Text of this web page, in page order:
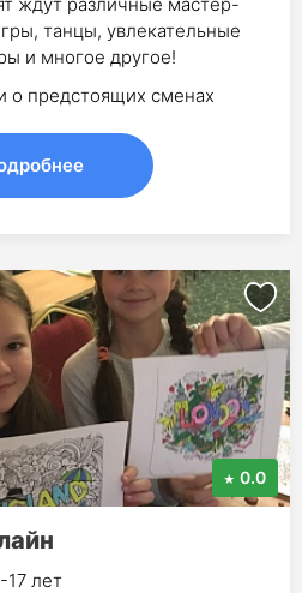
танцы, увлекательные
и многое другое!
о предстоящих сменах
0.0
17 лет